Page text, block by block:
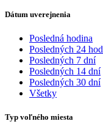
Dátum uverejnenia
Posledná hodina
Posledných 24
Posledných 7 dní
Posledných 14 dní
Posledných 30 dní
Všetky
Typ voľného miesta